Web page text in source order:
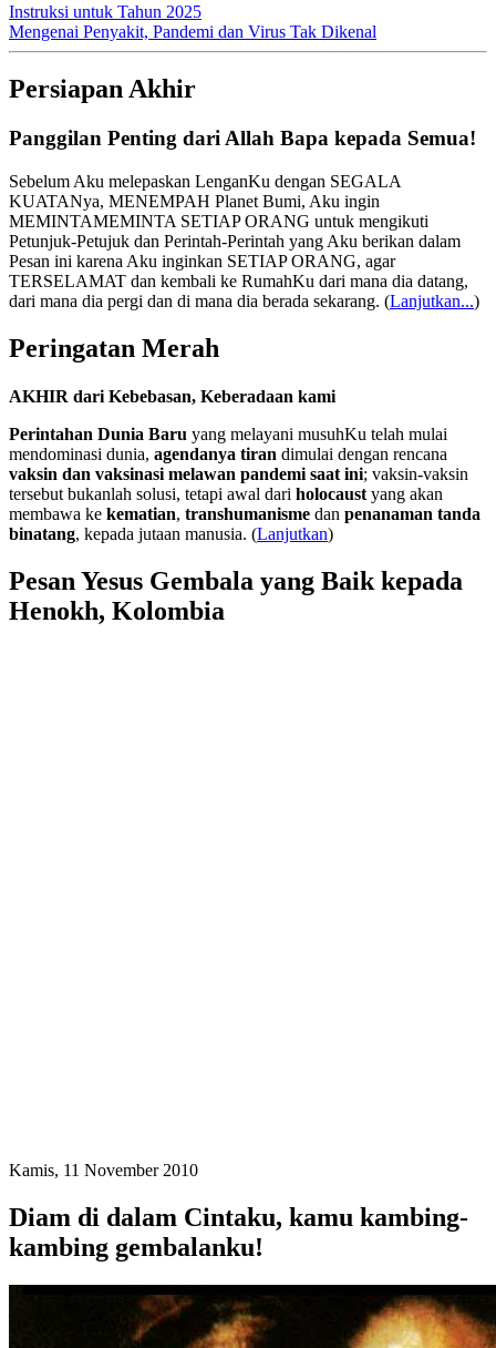
Instruksi untuk Tahun 2025
Mengenai Penyakit, Pandemi dan Virus Tak Dikenal
Persiapan Akhir
Panggilan Penting dari Allah Bapa kepada Semua!
Sebelum Aku melepaskan LenganKu dengan SEGALA
KUATANya, MENEMPAH Planet Bumi, Aku ingin
MEMINTAMEMINTA SETIAP ORANG untuk mengikuti
Petunjuk-Petujuk dan Perintah-Perintah yang Aku berikan dalam
Pesan ini karena Aku inginkan SETIAP ORANG, agar
TERSELAMAT dan kembali ke RumahKu dari mana dia datang,
dari mana dia pergi dan di mana dia berada sekarang. (Lanjutkan...)
Peringatan Merah
AKHIR dari Kebebasan, Keberadaan kami
Perintahan Dunia Baru yang melayani musuhKu telah mulai
mendominasi dunia, agendanya tiran dimulai dengan rencana
vaksin dan vaksinasi melawan pandemi saat ini; vaksin-vaksin
tersebut bukanlah solusi, tetapi awal dari holocaust yang akan
membawa ke kematian, transhumanisme dan penanaman tanda
binatang, kepada jutaan manusia. (Lanjutkan)
Pesan Yesus Gembala yang Baik kepada
Henokh, Kolombia
Kamis, 11 November 2010
Diam di dalam Cintaku, kamu kambing-
kambing gembalanku!